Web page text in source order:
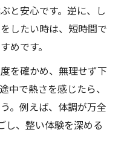
と安心です。逆に、し
したい時は、短時間で
めです。
を確かめ、無理せず下
中で熱さを感じたら、
。例えば、体調が万全
し、整い体験を深める